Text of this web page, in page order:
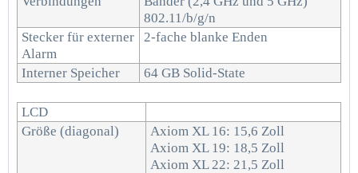
802.11/b/g/n
Stecker für externer
Alarm
2-fache blanke Enden
Interner Speicher 64 GB Solid-State
LCD
Größe (diagonal)
Axiom XL 16: 15,6 Zoll
Axiom XL 19: 18,5 Zoll
Axiom XL 22: 21,5 Zoll